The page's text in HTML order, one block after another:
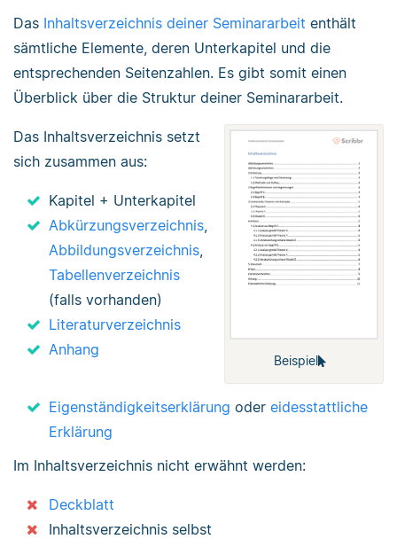
Das Inhaltsverzeichnis deiner Seminararbeit enthält
sämtliche Elemente, deren Unterkapitel und die
entsprechenden Seitenzahlen. Es gibt somit einen
Überblick über die Struktur deiner Seminararbeit.
Beispiel
Das Inhaltsverzeichnis setzt
sich zusammen aus:
Kapitel + Unterkapitel
Abkürzungsverzeichnis,
Abbildungsverzeichnis,
Tabellenverzeichnis
(falls vorhanden)
Literaturverzeichnis
Anhang
Eigenständigkeitserklärung oder eidesstattliche
Erklärung
Im Inhaltsverzeichnis nicht erwähnt werden:
Deckblatt
Inhaltsverzeichnis selbst